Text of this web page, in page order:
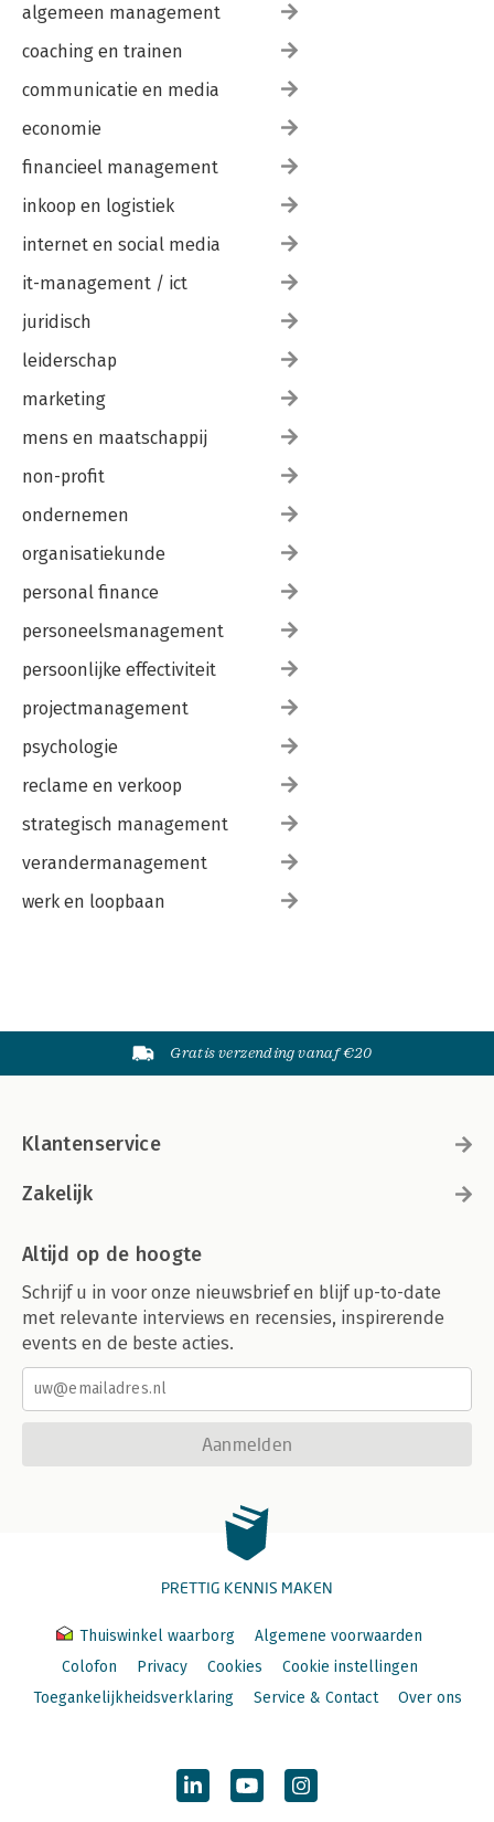
algemeen management
coaching en trainen
communicatie en media
economie
financieel management
inkoop en logistiek
internet en social media
it-management / ict
juridisch
leiderschap
marketing
mens en maatschappij
non-profit
ondernemen
organisatiekunde
personal finance
personeelsmanagement
persoonlijke effectiviteit
projectmanagement
psychologie
reclame en verkoop
strategisch management
verandermanagement
werk en loopbaan
Gratis verzending vanaf €20
Klantenservice
Zakelijk
Altijd op de hoogte
Schrijf u in voor onze nieuwsbrief en blijf up-to-date
met relevante interviews en recensies, inspirerende
events en de beste acties.
Aanmelden
PRETTIG KENNIS MAKEN
Thuiswinkel waarborg
Algemene voorwaarden
Colofon
Privacy Cookies
Cookie instellingen
Toegankelijkheidsverklaring
Service & Contact Over ons